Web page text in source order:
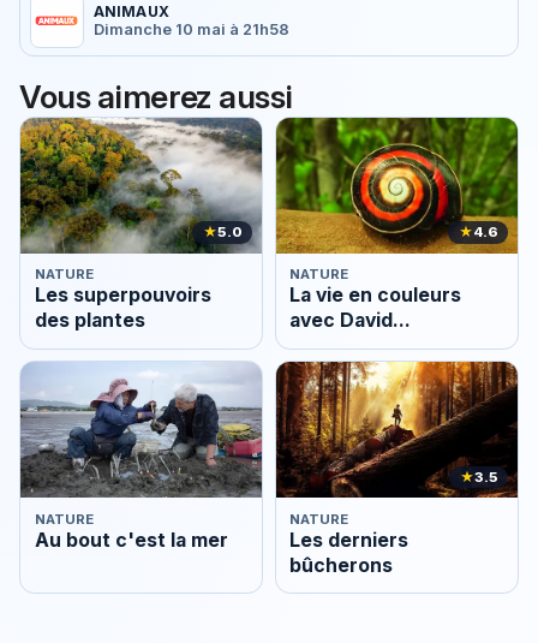
ANIMAUX
Dimanche 10 mai à 21h58
Vous aimerez aussi
★5.0
NATURE
Les superpouvoirs
des plantes
★4.6
NATURE
La vie en couleurs
avec David
Attenborough
NATURE
Au bout c'est la mer
★3.5
NATURE
Les derniers
bûcherons